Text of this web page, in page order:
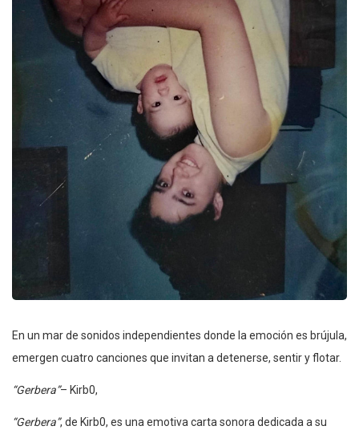
En un mar de sonidos independientes donde la emoción es brújula,
emergen cuatro canciones que invitan a detenerse, sentir y flotar.
“Gerbera”– Kirb0,
“Gerbera”, de Kirb0, es una emotiva carta sonora dedicada a su